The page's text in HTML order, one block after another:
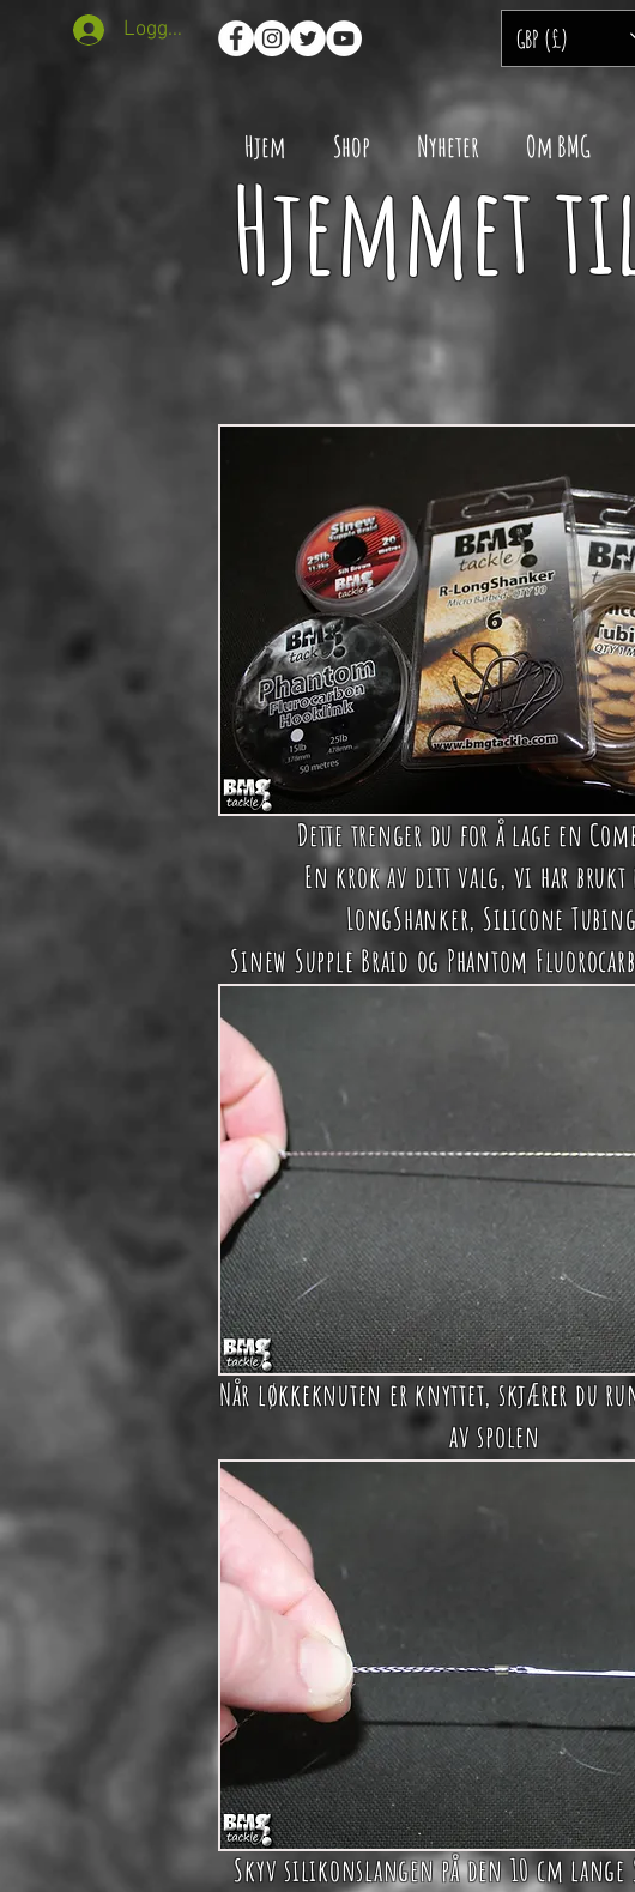
Logg inn
Hjem Shop Nyheter Om BMG
GBP (£)
Hjemmet
Dette trenger du for å lage en
En krok av ditt valg, vi har brukt
LongShanker, Silicone Tubing
Sinew Supple Braid ogPhantom
Når løkkeknuten er knyttet, skjærer du
av spolen
Skyv silikonslangen på den 10 cm lange